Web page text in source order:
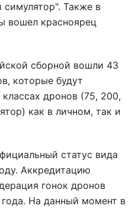
симулятор". Также в
вошел красноярец
сборной вошли 43
которые будут
дронов (75, 200,
как в личном, так и
статус вида
Аккредитацию
гонок дронов
На данный момент в